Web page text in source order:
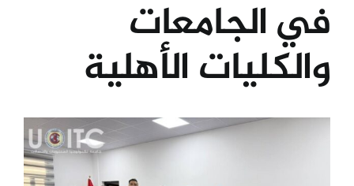
الخدمات
في الجامعات
والكليات الأهلية
View